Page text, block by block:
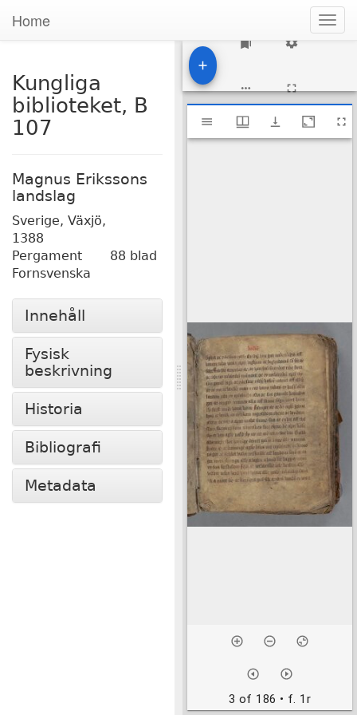
Home
Kungliga
biblioteket, B
107
Magnus Erikssons
landslag
Sverige, Växjö,
1388
Pergament
88 blad
Fornsvenska
Innehåll
Fysisk
beskrivning
Historia
Bibliografi
Metadata
Mirador
viewer
3 of 186 • f. 1r
Kungliga biblioteket, B 107